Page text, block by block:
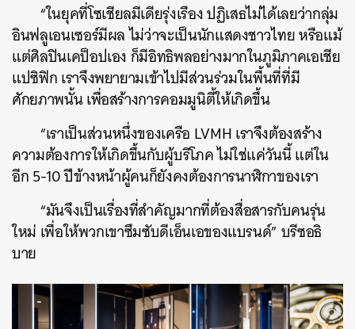
“ในยุคที่โซเชียลมีเดียรุ่งเรือง ปฏิเสธไม่ได้เลยว่ากลุ่ม
อินฟลูเอนเซอร์มีผล ไม่ว่าจะเป็นนักแสดงชาวไทย หรือแม้
แต่ศิลปินเคป็อปเอง ก็มีอิทธิพลอย่างมากในภูมิภาคเอเชีย
แปซิฟิก เราจึงพยายามเข้าไปมีส่วนร่วมในพื้นที่ที่มี
ศักยภาพนั้น เพื่อสร้างการคอมมูนิตี้ให้เกิดขึ้น
“เราเป็นส่วนหนึ่งของเครือ LVMH เราจึงต้องสร้าง
ความต้องการให้เกิดขึ้นกับผู้บริโภค ไม่ใช่แค่วันนี้ แต่ใน
อีก 5-10 ปีข้างหน้าผู้คนก็ยังคงต้องการนาฬิกาของเรา
“มันจึงเป็นเรื่องที่สำคัญมากที่ต้องสื่อสารกับคนรุ่น
ใหม่ เพื่อให้พวกเขาซึมซับดีเอ็นเอของแบรนด์” บรีซอธิ
บาย